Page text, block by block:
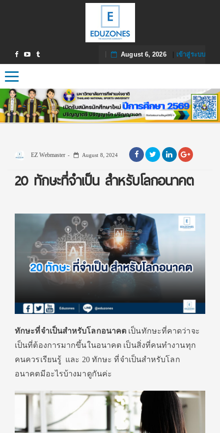
August 6, 2026| เข้าสู่ระบบ
Toggle navigation
EZ Webmaster August 8, 2024
20 ทักษะที่จำเป็น สำหรับโลกอนาคต
ทักษะที่จำเป็นสำหรับโลกอนาคต เป็นทักษะที่คาดว่าจะ
เป็นที่ต้องการมากขึ้นในอนาคต เป็นสิ่งที่คนทำงานทุก
คนควรเรียนรู้ และ 20 ทักษะ ที่จำเป็นสำหรับโลก
อนาคตมีอะไรบ้างมาดูกันค่ะ